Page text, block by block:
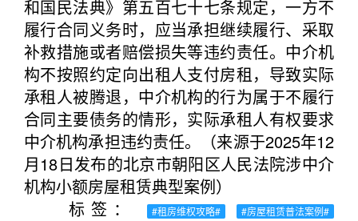
和国民法典》第五百七十七条规定，一方不
履行合同义务时，应当承担继续履行、采取
补救措施或者赔偿损失等违约责任。中介机
构不按照约定向出租人支付房租，导致实际
承租人被腾退，中介机构的行为属于不履行
合同主要债务的情形，实际承租人有权要求
中介机构承担违约责任。（来源于2025年12
月18日发布的北京市朝阳区人民法院涉中介
机构小额房屋租赁典型案例）
标签：
#租房维权攻略#
#房屋租赁普法案例#